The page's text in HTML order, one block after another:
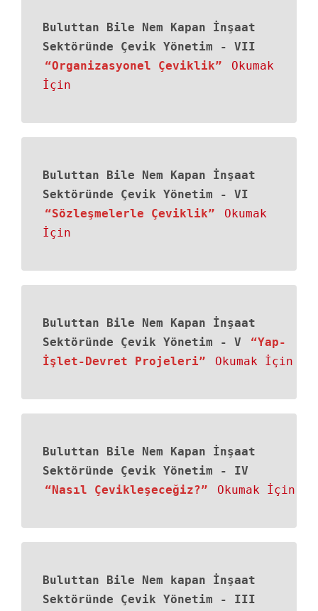
Buluttan Bile Nem Kapan İnşaat
Sektöründe Çevik Yönetim
- VII
“Organizasyonel Çeviklik”
Okumak
İçin
Buluttan Bile Nem Kapan İnşaat
Sektöründe Çevik Yönetim
- VI
“Sözleşmelerle Çeviklik”
Okumak
İçin
Buluttan Bile Nem Kapan İnşaat
Sektöründe Çevik Yönetim
- V
“Yap-
İşlet-Devret Projeleri”
Okumak İçin
Buluttan Bile Nem Kapan İnşaat
Sektöründe Çevik Yönetim
- IV
“Nasıl Çevikleşeceğiz?”
Okumak İçin
Buluttan Bile Nem kapan İnşaat
Sektöründe Çevik Yönetim
- III